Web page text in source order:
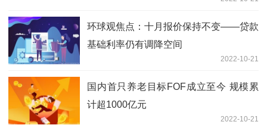
环球观焦点：十月报价保持不变——贷款
基础利率仍有调降空间
2022-10-21
国内首只养老目标FOF成立至今 规模累
计超1000亿元
2022-10-21